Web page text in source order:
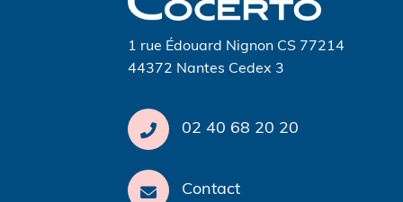
1 rue Édouard Nignon CS 77214
44372 Nantes Cedex 3
02 40 68 20 20
Contact